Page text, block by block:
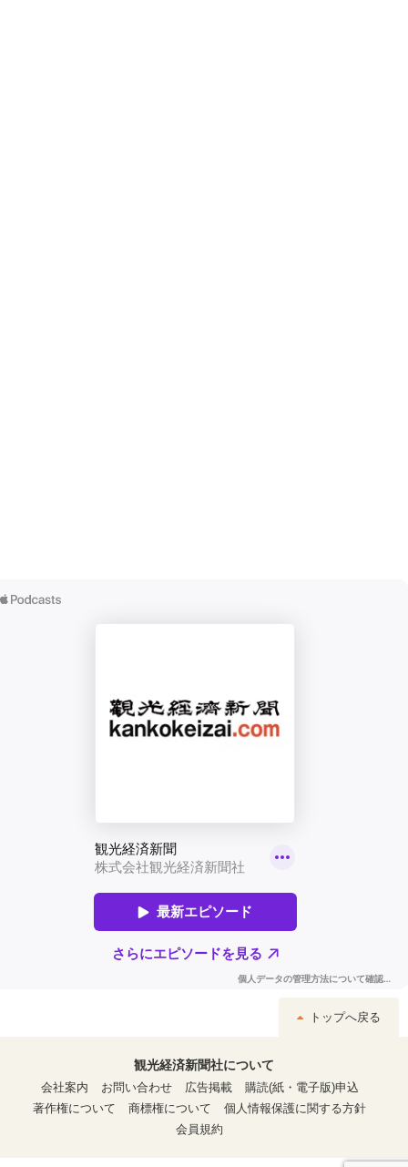
トップへ戻る
観光経済新聞社について
会社案内
お問い合わせ 広告掲載
購読(紙・電子版)申込
著作権について
商標権について
個人情報保護に関する方針
会員規約